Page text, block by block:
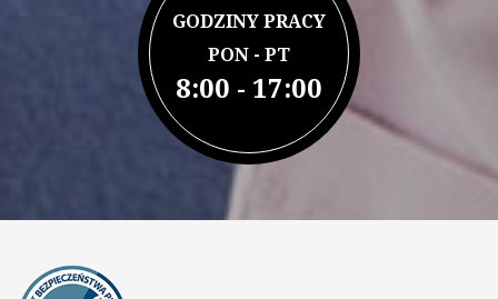
GODZINY PRACY
PON - PT
8:00 - 17:00